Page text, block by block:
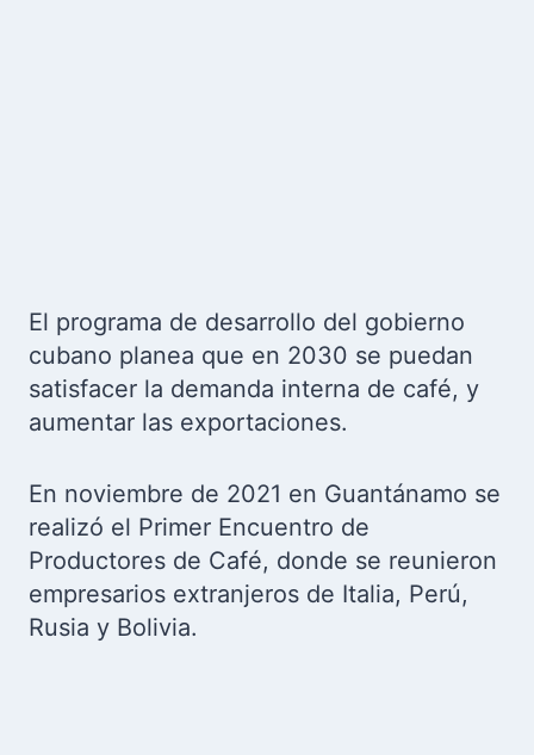
El programa de desarrollo del gobierno
cubano planea que en 2030 se puedan
satisfacer la demanda interna de café, y
aumentar las exportaciones.
En noviembre de 2021 en Guantánamo se
realizó el Primer Encuentro de
Productores de Café, donde se reunieron
empresarios extranjeros de Italia, Perú,
Rusia y Bolivia.